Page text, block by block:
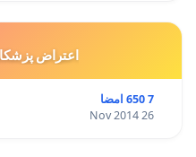
اعتراض
7 650 امضا
26 Nov 2014